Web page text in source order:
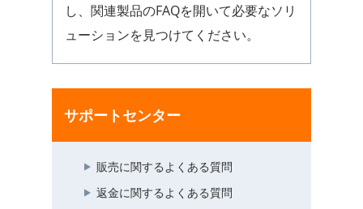
し、関連製品のFAQを開いて必要なソリ
ューションを見つけてください。
サポートセンター
販売に関するよくある質問
返金に関するよくある質問